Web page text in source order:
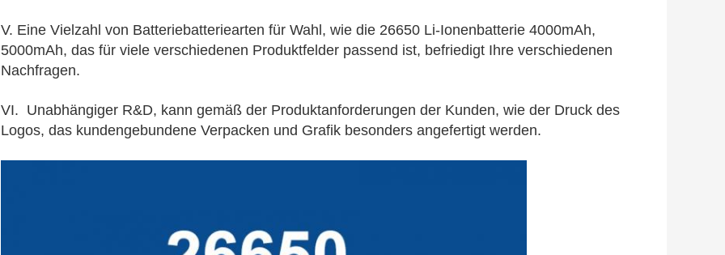
V. Eine Vielzahl von Batteriebatteriearten für Wahl, wie die 26650 Li-Ionenbatterie 4000mAh,
5000mAh, das für viele verschiedenen Produktfelder passend ist, befriedigt Ihre verschiedenen
Nachfragen.
VI. Unabhängiger R&D, kann gemäß der Produktanforderungen der Kunden, wie der Druck des
Logos, das kundengebundene Verpacken und Grafik besonders angefertigt werden.